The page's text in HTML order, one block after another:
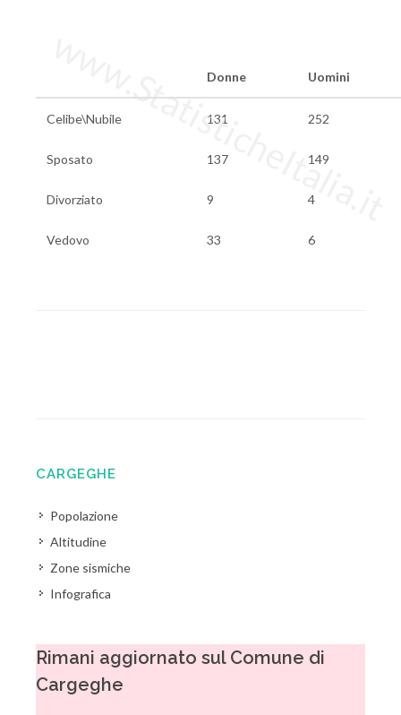
Donne Uomini
Celibe\Nubile 131 252
Sposato 137 149
Divorziato 9 4
Vedovo 33 6
www.StatisticheItalia.it
CARGEGHE
Popolazione
Altitudine
Zone sismiche
Infografica
Rimani aggiornato sul Comune di
Cargeghe